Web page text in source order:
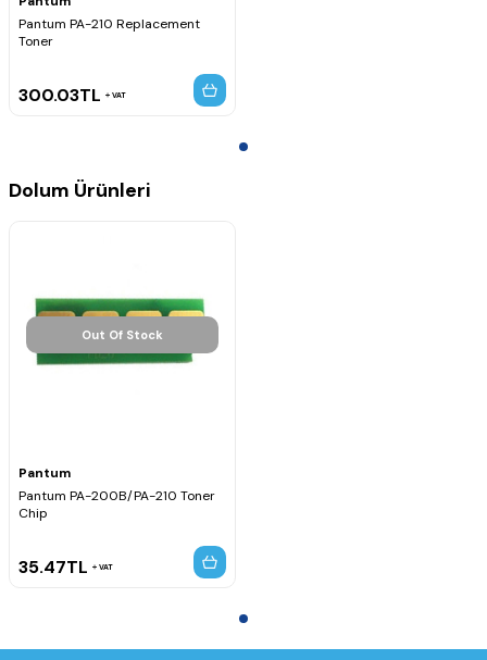
Pantum PA-210 Replacement
Toner
300.03TL VAT
Dolum Ürünleri
Out Of Stock
Pantum
Pantum PA-200B/PA-210 Toner
Chip
35.47TL VAT